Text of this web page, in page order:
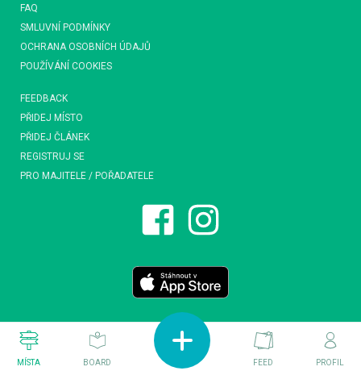
FAQ
SMLUVNÍ PODMÍNKY
OCHRANA OSOBNÍCH ÚDAJŮ
POUŽÍVÁNÍ COOKIES
FEEDBACK
PŘIDEJ MÍSTO
PŘIDEJ ČLÁNEK
REGISTRUJ SE
PRO MAJITELE / POŘADATELE
MÍSTA BOARD FEED PROFIL